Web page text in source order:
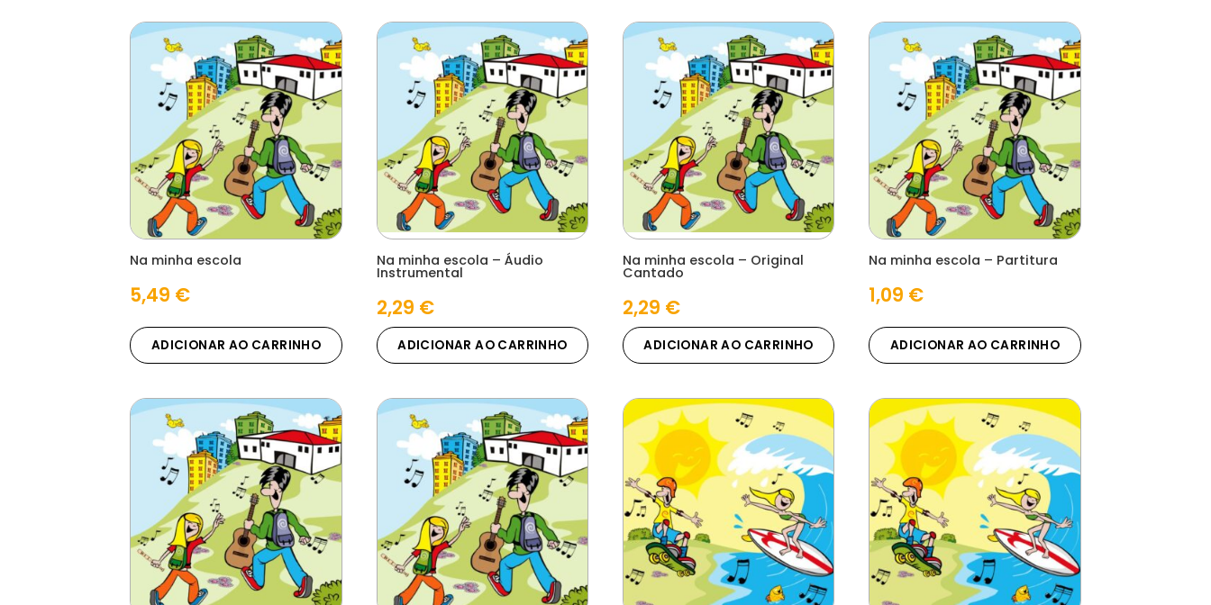
Na minha escola
5,49 €
ADICIONAR AO CARRINHO
Na minha escola – Áudio
Instrumental
2,29 €
ADICIONAR AO CARRINHO
Na minha escola – Original
Cantado
2,29 €
ADICIONAR AO CARRINHO
Na minha escola – Partitura
1,09 €
ADICIONAR AO CARRINHO